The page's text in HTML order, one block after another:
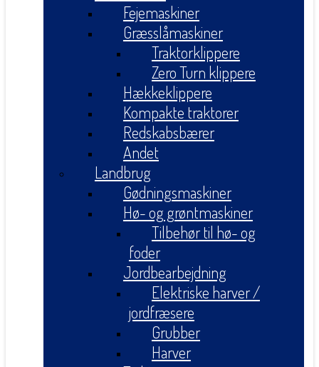
Fejemaskiner
Græsslåmaskiner
Traktorklippere
Zero Turn klippere
Hækkeklippere
Kompakte traktorer
Redskabsbærer
Andet
Landbrug
Gødningsmaskiner
Hø- og grøntmaskiner
Tilbehør til hø- og
foder
Jordbearbejdning
Elektriske harver /
jordfræsere
Grubber
Harver